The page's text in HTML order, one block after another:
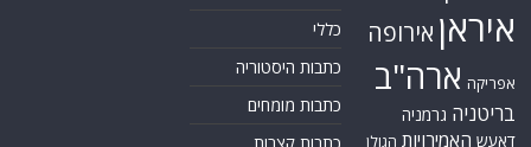
איראן אירופה
אפריקה ארה"ב
בריטניה גרמניה
דאעש האמירויות הגולן
כללי
כתבות היסטוריה
כתבות מומחים
כתבות קצרות